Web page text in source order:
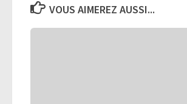
VOUS AIMEREZ AUSSI...